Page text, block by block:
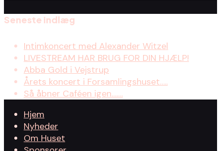
Seneste indlæg
Intimkoncert med Alexander Witzel
LIVESTREAM HAR BRUG FOR DIN HJÆLP!
Abba Gold i Vejstrup
Årets koncert i Forsamlingshuset…..
Så åbner Caféen igen…….
Hjem
Nyheder
Om Huset